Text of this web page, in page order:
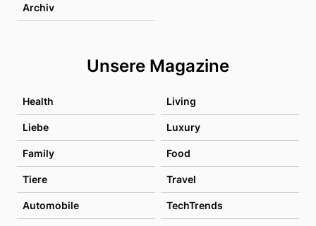
Archiv
Unsere Magazine
Health Living
Liebe Luxury
Family Food
Tiere Travel
Automobile TechTrends